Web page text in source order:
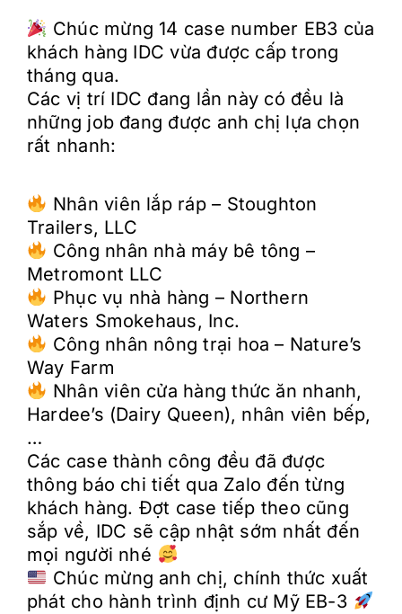
Chúc mừng 14 case number EB3 của
khách hàng IDC vừa được cấp trong
tháng qua.
Các vị trí IDC đang lần này có đều là
những job đang được anh chị lựa chọn
rất nhanh:
Nhân viên lắp ráp – Stoughton
Trailers, LLC
Công nhân nhà máy bê tông –
Metromont LLC
Phục vụ nhà hàng – Northern
Waters Smokehaus, Inc.
Công nhân nông trại hoa – Nature’s
Way Farm
Nhân viên cửa hàng thức ăn nhanh,
Hardee’s (Dairy Queen), nhân viên bếp,
…
Các case thành công đều đã được
thông báo chi tiết qua Zalo đến từng
khách hàng. Đợt case tiếp theo cũng
sắp về, IDC sẽ cập nhật sớm nhất đến
mọi người nhé
Chúc mừng anh chị, chính thức xuất
phát cho hành trình định cư Mỹ EB-3